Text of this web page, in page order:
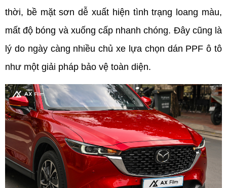
thời, bề mặt sơn dễ xuất hiện tình trạng loang màu,
mất độ bóng và xuống cấp nhanh chóng. Đây cũng là
lý do ngày càng nhiều chủ xe lựa chọn dán PPF ô tô
như một giải pháp bảo vệ toàn diện.